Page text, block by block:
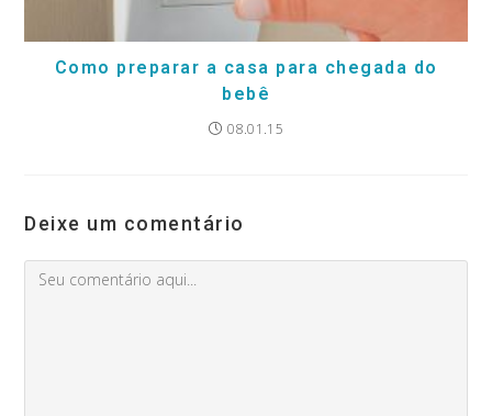
Como preparar a casa para chegada do
bebê
08.01.15
Deixe um comentário
Comment